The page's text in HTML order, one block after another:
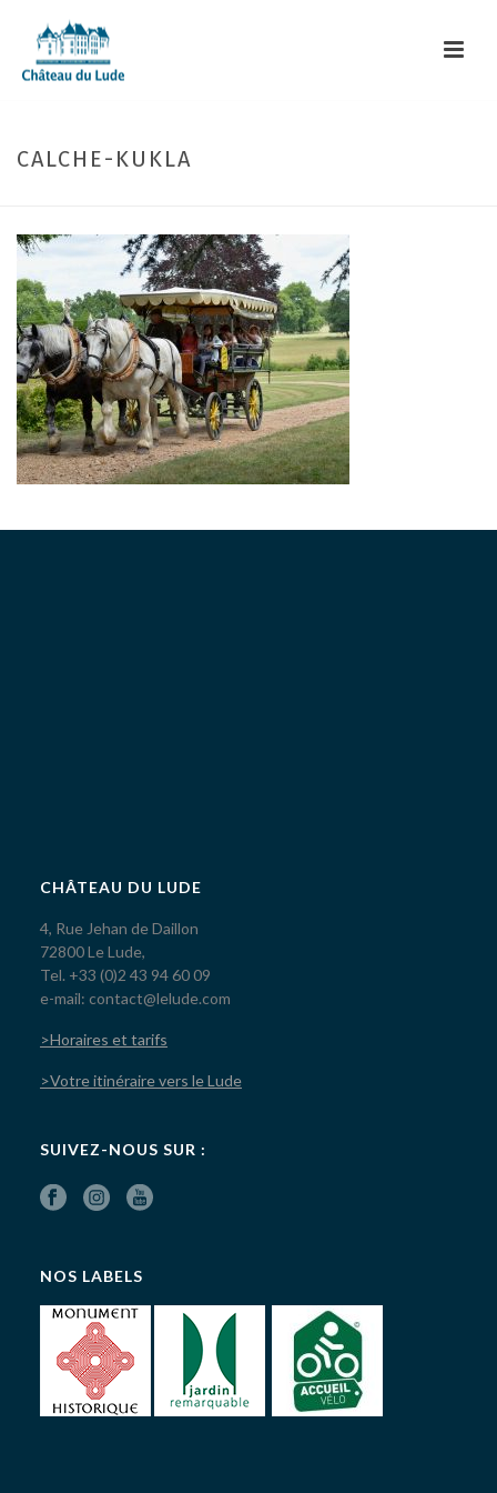
CALCHE-KUKLA
CHÂTEAU DU LUDE
4, Rue Jehan de Daillon
72800 Le Lude,
Tel. +33 (0)2 43 94 60 09
e-mail: contact@lelude.com
>Horaires et tarifs
>Votre itinéraire vers le Lude
SUIVEZ-NOUS SUR :
NOS LABELS